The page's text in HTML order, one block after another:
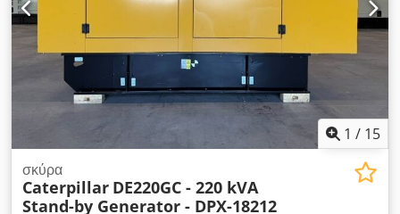
1 / 15
σκύρα
Caterpillar DE220GC - 220 kVA
Stand-by Generator - DPX-18212